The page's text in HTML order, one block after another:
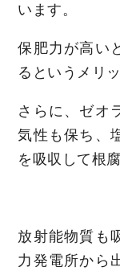
います。
保肥力が高い
るというメリ
さらに、ゼオ
気性も保ち、
を吸収して根
放射能物質も
力発電所から